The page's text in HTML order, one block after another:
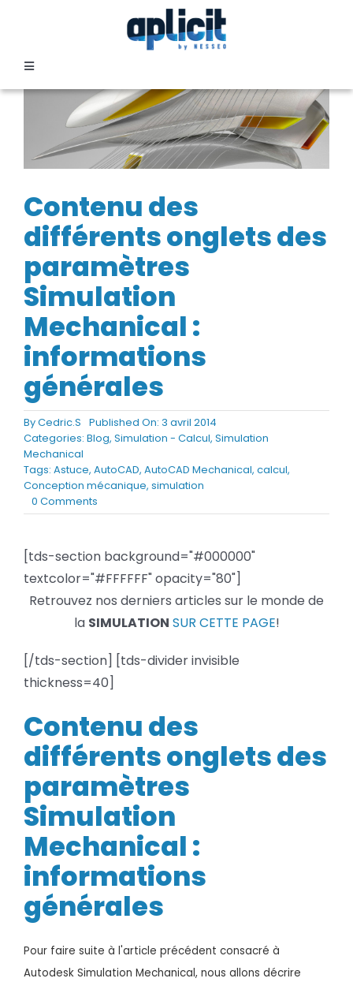
Toggle
Navigation
FORMATION
SERVICES
TEMOIGNAGES
EVENEMENTS
BLOG
SOCIETE
Rechercher:
Contenu des
différents onglets des
paramètres
Simulation
Mechanical :
informations
générales
ByCedric.S Published On: 3 avril 2014
Categories: Blog, Simulation - Calcul, Simulation
Mechanical
Tags: Astuce, AutoCAD, AutoCAD Mechanical, calcul,
Conception mécanique, simulation
0 Commentson
Contenu
différents
onglets
des
paramètres
Mechanical
informations
générales
[tds-section background="#000000"
textcolor="#FFFFFF" opacity="80"]
Retrouvez nos derniers articles sur le monde de
la SIMULATION SUR CETTE PAGE!
[/tds-section] [tds-divider invisible
thickness=40]
Contenu des
différents onglets des
paramètres
Simulation
Mechanical :
informations
générales
Pour faire suite à l'article précédent consacré à
Autodesk Simulation Mechanical, nous allons décrire